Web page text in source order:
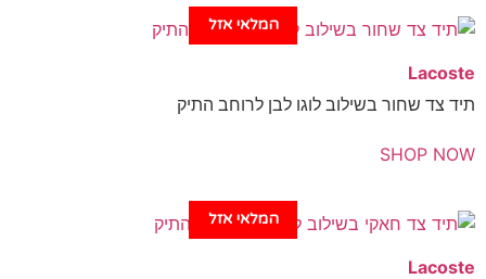
המלאי אזל
המלאי אזל
שחור בשילוב לוגו לבן לרוחב התיק
SHOP